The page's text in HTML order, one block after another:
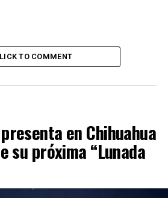
TO COMMENT
en Chihuahua
su próxima “Lunada